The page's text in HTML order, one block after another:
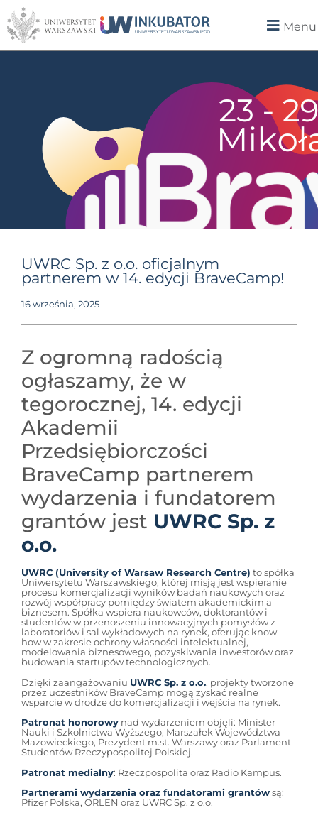
Menu
UWRC Sp. z o.o. oficjalnym
partnerem w 14. edycji BraveCamp!
16 września, 2025
Z ogromną radością
ogłaszamy, że w
tegorocznej, 14. edycji
Akademii
Przedsiębiorczości
BraveCamp partnerem
wydarzenia i fundatorem
grantów jest UWRC Sp. z
o.o.
UWRC (University of Warsaw Research Centre) to spółka
Uniwersytetu Warszawskiego, której misją jest wspieranie
procesu komercjalizacji wyników badań naukowych oraz
rozwój współpracy pomiędzy światem akademickim a
biznesem. Spółka wspiera naukowców, doktorantów i
studentów w przenoszeniu innowacyjnych pomysłów z
laboratoriów i sal wykładowych na rynek, oferując know-
how w zakresie ochrony własności intelektualnej,
modelowania biznesowego, pozyskiwania inwestorów oraz
budowania startupów technologicznych.
Dzięki zaangażowaniu UWRC Sp. z o.o., projekty tworzone
przez uczestników BraveCamp mogą zyskać realne
wsparcie w drodze do komercjalizacji i wejścia na rynek.
Patronat honorowy nad wydarzeniem objęli: Minister
Nauki i Szkolnictwa Wyższego, Marszałek Województwa
Mazowieckiego, Prezydent m.st. Warszawy oraz Parlament
Studentów Rzeczypospolitej Polskiej.
Patronat medialny: Rzeczpospolita oraz Radio Kampus.
Partnerami wydarzenia oraz fundatorami grantów są:
Pfizer Polska, ORLEN oraz UWRC Sp. z o.o.